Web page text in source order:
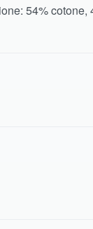
54% cotone,